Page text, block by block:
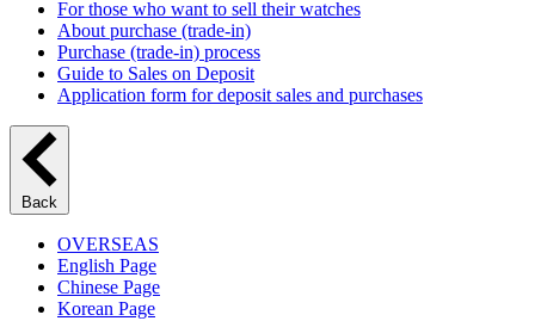
For those who want to sell their watches
About purchase (trade-in)
Purchase (trade-in) process
Guide to Sales on Deposit
Application form for deposit sales and purchases
Back
OVERSEAS
English Page
Chinese Page
Korean Page